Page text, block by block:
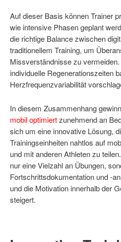
Auf dieser Basis können Trainer
wie intensive Phasen geplant
die richtige Balance zwischen
traditionellem Training, um
Missverständnisse zu
individuelle Regenerationszeiten
Herzfrequenzvariabilität
In diesem Zusammenhang
mobil optimiertzunehmend an
sich um eine innovative Lösung,
Trainingseinheiten nahtlos auf
und mit anderen Athleten zu
nur eine Vielzahl an Übungen,
Fortschrittsdokumentation und -
und die Motivation innerhalb der
steigert.